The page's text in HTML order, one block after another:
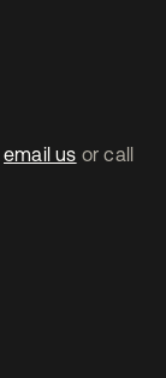
email us or call